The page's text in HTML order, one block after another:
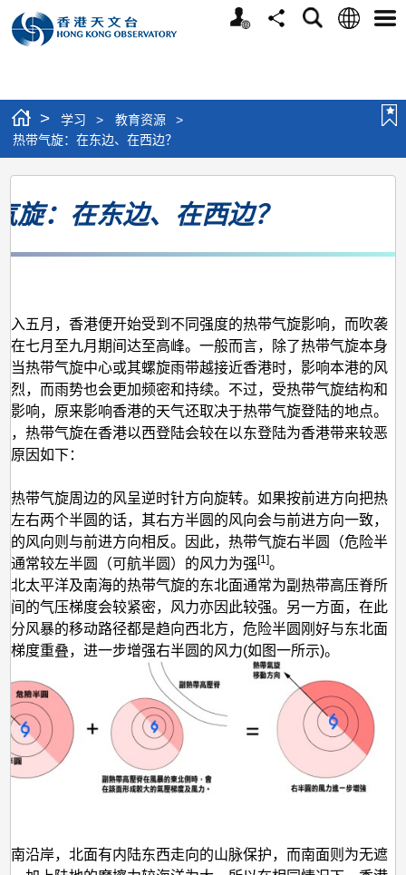
个
分
搜
语
选
> 学习 > 教育资源
>
热带气旋：在东边、在西边？
热
带
东
边、
在
西
边？
旋：在东边、在西边？
入五月，香港便开始受到不同强度的热带气旋影响，而吹袭
在七月至九月期间达至高峰。一般而言，除了热带气旋本身
当热带气旋中心或其螺旋雨带越接近香港时，影响本港的风
烈，而雨势也会更加频密和持续。不过，受热带气旋结构和
影响，原来影响香港的天气还取决于热带气旋登陆的地点。
，热带气旋在香港以西登陆会较在以东登陆为香港带来较恶
原因如下：
热带气旋周边的风呈逆时针方向旋转。如果按前进方向把热
左右两个半圆的话，其右方半圆的风向会与前进方向一致，
的风向则与前进方向相反。因此，热带气旋右半圆（危险半
通常较左半圆（可航半圆）的风力为强[1]。
北太平洋及南海的热带气旋的东北面通常为副热带高压脊所
间的气压梯度会较紧密，风力亦因此较强。另一方面，在此
分风暴的移动路径都是趋向西北方，危险半圆刚好与东北面
梯度重叠，进一步增强右半圆的风力(如图一所示)。
南沿岸，北面有内陆东西走向的山脉保护，而南面则为无遮